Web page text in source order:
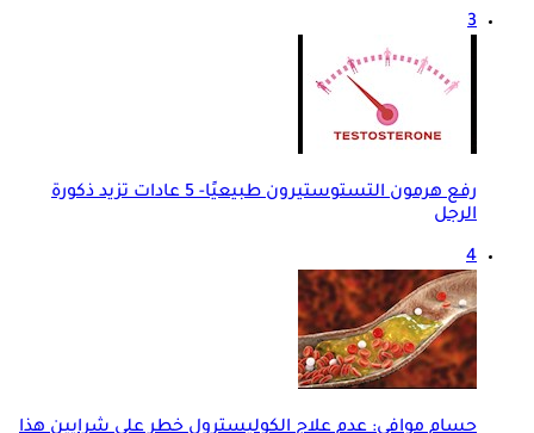
3
رفع هرمون التستوستيرون طبيعيًا- 5 عادات تزيد ذكورة
الرجل
4
حسام موافي: عدم علاج الكوليسترول خطر على شرايين هذا